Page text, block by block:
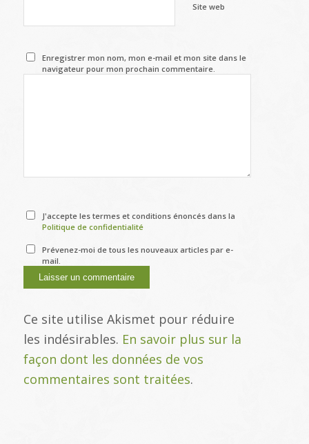
Site web
Enregistrer mon nom, mon e-mail et mon site dans le
navigateur pour mon prochain commentaire.
J'accepte les termes et conditions énoncés dans la
Politique de confidentialité
Prévenez-moi de tous les nouveaux articles par e-
mail.
Ce site utilise Akismet pour réduire
les indésirables. En savoir plus sur la
façon dont les données de vos
commentaires sont traitées.